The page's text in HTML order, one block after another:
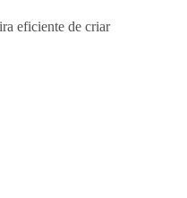
eficiente de criar